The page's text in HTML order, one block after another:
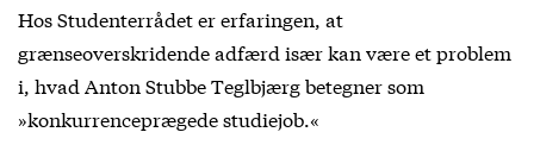
Hos Studenterrådet er erfaringen, at
grænseoverskridende adfærd især kan være et problem
i, hvad Anton Stubbe Teglbjærg betegner som
»konkurrenceprægede studiejob.«